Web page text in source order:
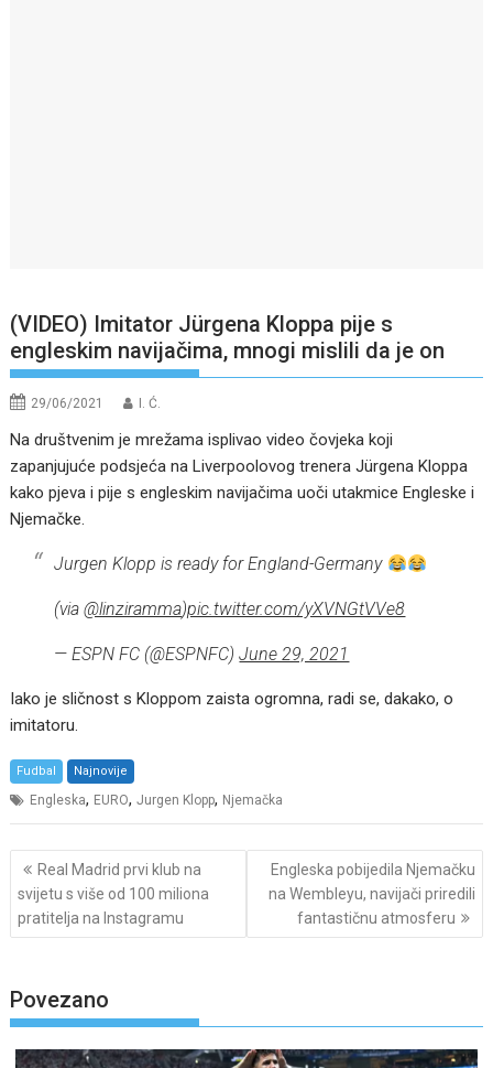
(VIDEO) Imitator Jürgena Kloppa pije s
engleskim navijačima, mnogi mislili da je on
29/06/2021 I. Ć.
Na društvenim je mrežama isplivao video čovjeka koji
zapanjujuće podsjeća na Liverpoolovog trenera Jürgena Kloppa
kako pjeva i pije s engleskim navijačima uoči utakmice Engleske i
Njemačke.
Jurgen Klopp is ready for England-Germany
(via@linziramma)pic.twitter.com/yXVNGtVVe8
— ESPN FC (@ESPNFC)June 29, 2021
Iako je sličnost s Kloppom zaista ogromna, radi se, dakako, o
imitatoru.
Fudbal Najnovije
Engleska, EURO,Jurgen Klopp, Njemačka
Post
navigation
Real Madrid prvi klub na
svijetu s više od 100 miliona
pratitelja na Instagramu
Engleska pobijedila Njemačku
na Wembleyu, navijači priredili
fantastičnu atmosferu
Povezano